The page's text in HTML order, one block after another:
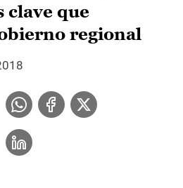
clave que
regional